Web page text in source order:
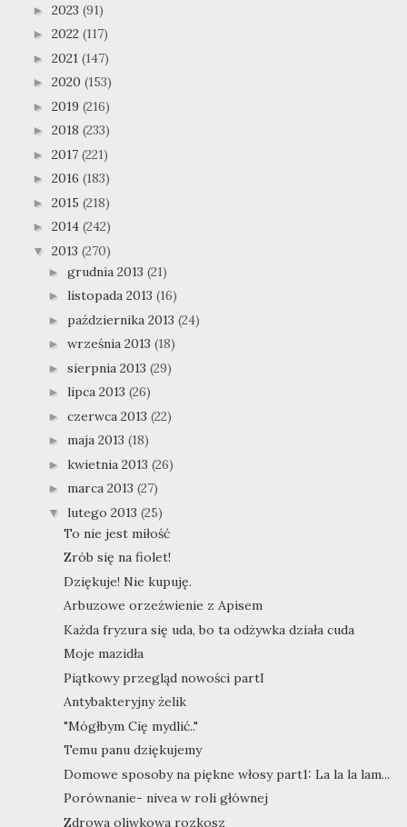
► 2023 (91)
► 2022 (117)
► 2021 (147)
► 2020 (153)
► 2019 (216)
► 2018 (233)
► 2017 (221)
► 2016 (183)
► 2015 (218)
► 2014 (242)
▼ 2013 (270)
► grudnia 2013 (21)
► listopada 2013 (16)
► października 2013 (24)
► września 2013 (18)
► sierpnia 2013 (29)
► lipca 2013 (26)
► czerwca 2013 (22)
► maja 2013 (18)
► kwietnia 2013 (26)
► marca 2013 (27)
▼ lutego 2013 (25)
To nie jest miłość
Zrób się na fiolet!
Dziękuje! Nie kupuję.
Arbuzowe orzeźwienie z Apisem
Każda fryzura się uda, bo ta odżywka działa cuda
Moje mazidła
Piątkowy przegląd nowości partI
Antybakteryjny żelik
"Mógłbym Cię mydlić.."
Temu panu dziękujemy
Domowe sposoby na piękne włosy part1: La la la lam...
Porównanie- nivea w roli głównej
Zdrowa oliwkowa rozkosz